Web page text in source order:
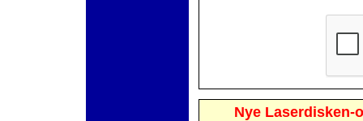
Nye Laserdisken-